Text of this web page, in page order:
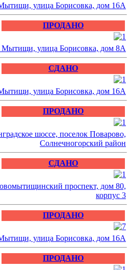
улица Борисовка, дом 16А
ПРОДАНО
Мытищи, улица Борисовка, дом 8А
СДАНО
улица Борисовка, дом 16А
ПРОДАНО
шоссе, поселок Поварово,
Солнечногорский район
СДАНО
проспект, дом 80,
корпус 3
ПРОДАНО
улица Борисовка, дом 16А
ПРОДАНО